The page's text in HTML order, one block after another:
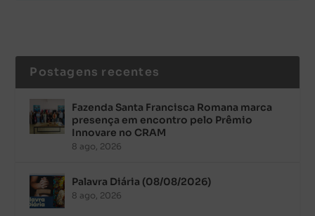
Postagens recentes
Fazenda Santa Francisca Romana marca
presença em encontro pelo Prêmio
Innovare no CRAM
8 ago, 2026
Palavra Diária (08/08/2026)
8 ago, 2026